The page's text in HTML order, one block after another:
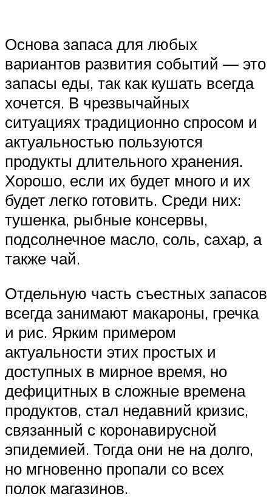
Основа запаса для любых
вариантов развития событий — это
запасы еды, так как кушать всегда
хочется. В чрезвычайных
ситуациях традиционно спросом и
актуальностью пользуются
продукты длительного хранения.
Хорошо, если их будет много и их
будет легко готовить. Среди них:
тушенка, рыбные консервы,
подсолнечное масло, соль, сахар, а
также чай.
Отдельную часть съестных запасов
всегда занимают макароны, гречка
и рис. Ярким примером
актуальности этих простых и
доступных в мирное время, но
дефицитных в сложные времена
продуктов, стал недавний кризис,
связанный с коронавирусной
эпидемией. Тогда они не на долго,
но мгновенно пропали со всех
полок магазинов.